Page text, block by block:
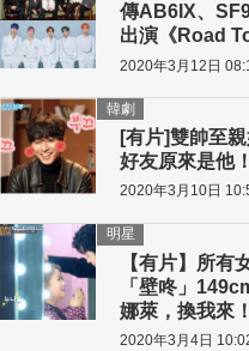
傳AB6IX、
出演《Road
2020年3月12日
[有片]雙帥至
好友原來是他！
韓劇
2020年3月10日
【有片】所有
「壁咚」
娜萊，換我來！
明星
2020年3月4日